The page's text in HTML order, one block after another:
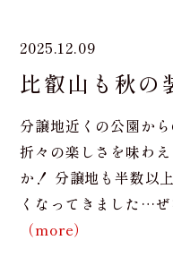
2025.12.09
比叡山も秋の
分譲地近くの公園か
折々の楽しさを味わ
か！ 分譲地も半数以
くなってきました…
（more）